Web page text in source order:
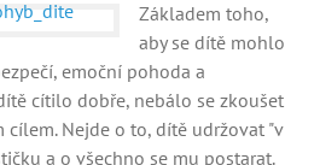
Základem toho,
aby se dítě mohlo
emoční pohoda a
cítilo dobře, nebálo se zkoušet
cílem. Nejde o to, dítě udržovat "v
a o všechno se mu postarat.